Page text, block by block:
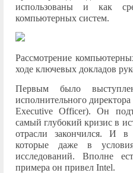
использованы и как
компьютерных систем.
Рассмотрение
ходе ключевых докладов
Первым было
исполнительного
Executive Officer). Он
самый глубокий кризис в
отрасли закончился. И
которые даже в
исследований. Вполне
примера он привел Intel.